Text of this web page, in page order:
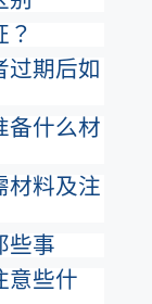
？
过期后如
备什么材
材料及注
些事
意些什